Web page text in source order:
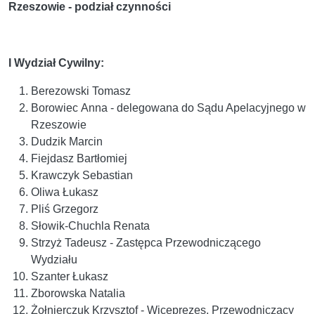
Rzeszowie - podział czynności
I Wydział Cywilny:
Berezowski Tomasz
Borowiec Anna - delegowana do Sądu Apelacyjnego w
Rzeszowie
Dudzik Marcin
Fiejdasz Bartłomiej
Krawczyk Sebastian
Oliwa Łukasz
Pliś Grzegorz
Słowik-Chuchla Renata
Strzyż Tadeusz - Zastępca Przewodniczącego
Wydziału
Szanter Łukasz
Zborowska Natalia
Żołnierczuk Krzysztof - Wiceprezes, Przewodniczący